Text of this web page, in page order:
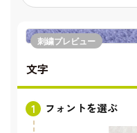
刺繍プレビュー
文字
フォントを選ぶ